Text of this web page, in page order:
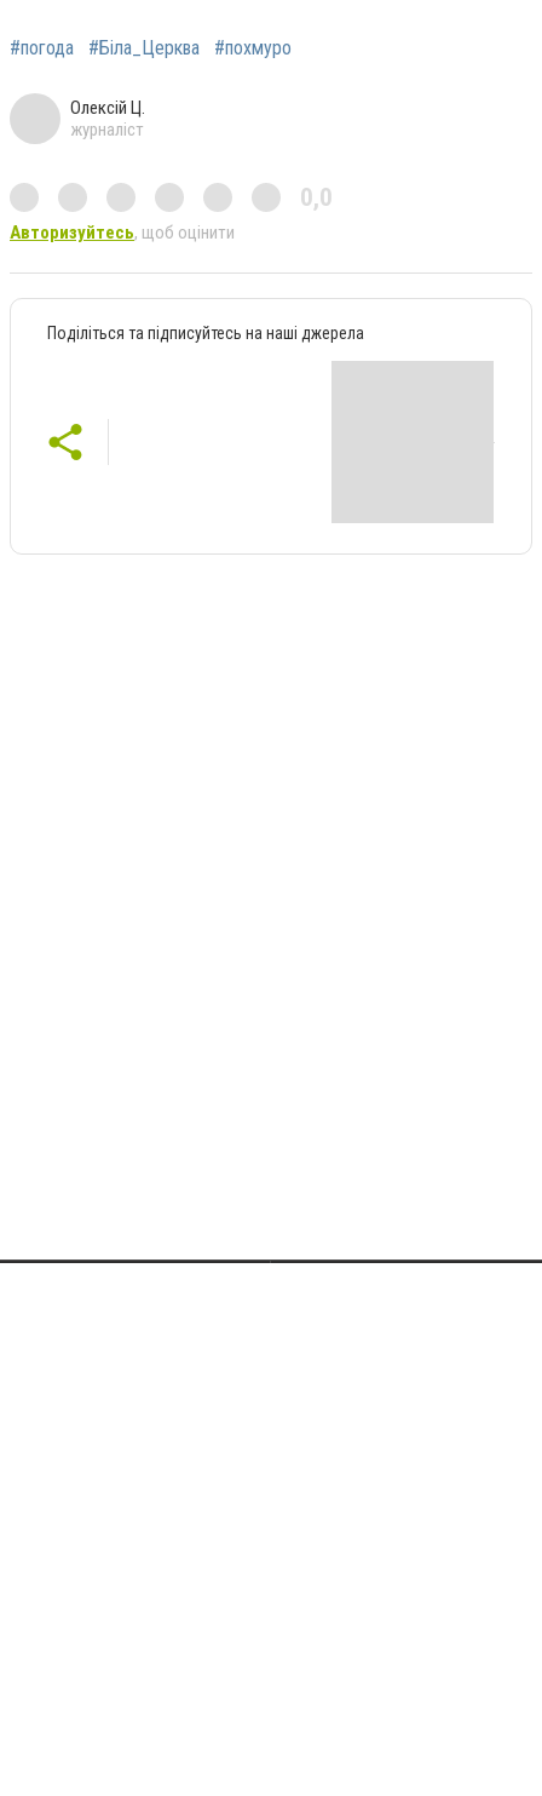
#погода #Біла_Церква #похмуро
Олексій Ц.
журналіст
0,0
Авторизуйтесь, щоб оцінити
Поділіться та підписуйтесь на наші джерела